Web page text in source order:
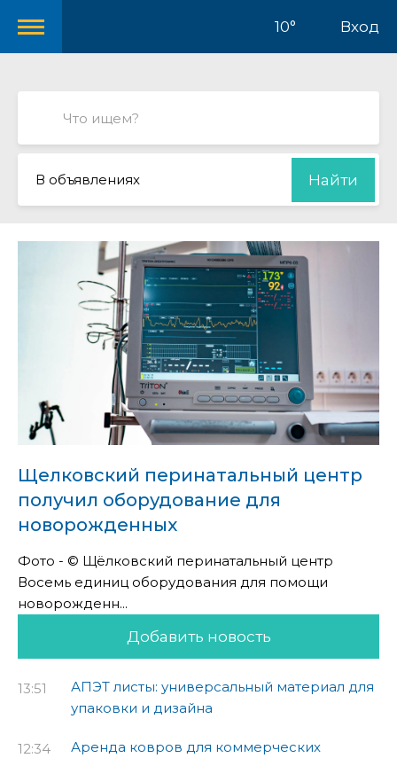
10° Вход
В объявлениях Найти
Щелковский перинатальный центр
получил оборудование для
новорожденных
Фото - © Щёлковский перинатальный центр
Восемь единиц оборудования для помощи
новорожденн...
Добавить новость
13:51
АПЭТ листы: универсальный материал для
упаковки и дизайна
12:34
Аренда ковров для коммерческих